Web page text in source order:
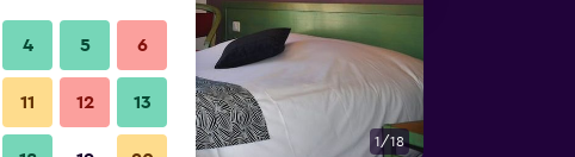
1/18
4 5 6
11 12 13